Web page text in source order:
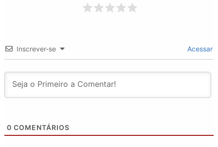
Inscrever-se Acessar
0 COMENTÁRIOS